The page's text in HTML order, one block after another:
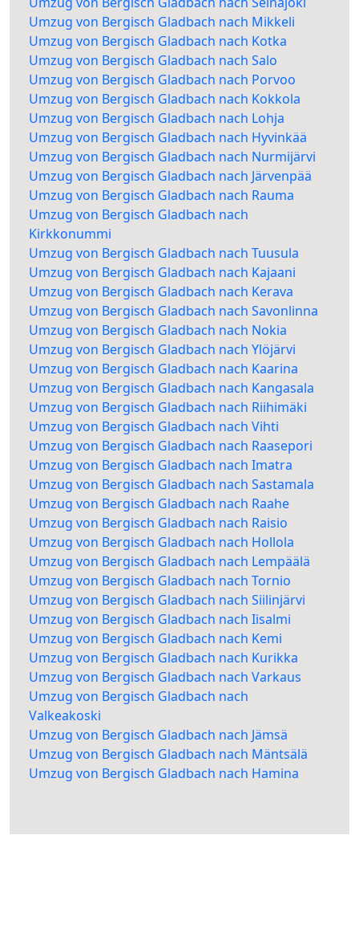
Umzug von Bergisch Gladbach nach Mikkeli
Umzug von Bergisch Gladbach nach Kotka
Umzug von Bergisch Gladbach nach Salo
Umzug von Bergisch Gladbach nach Porvoo
Umzug von Bergisch Gladbach nach Kokkola
Umzug von Bergisch Gladbach nach Lohja
Umzug von Bergisch Gladbach nach Hyvinkää
Umzug von Bergisch Gladbach nach Nurmijärvi
Umzug von Bergisch Gladbach nach Järvenpää
Umzug von Bergisch Gladbach nach Rauma
Umzug von Bergisch Gladbach nach
Kirkkonummi
Umzug von Bergisch Gladbach nach Tuusula
Umzug von Bergisch Gladbach nach Kajaani
Umzug von Bergisch Gladbach nach Kerava
Umzug von Bergisch Gladbach nach Savonlinna
Umzug von Bergisch Gladbach nach Nokia
Umzug von Bergisch Gladbach nach Ylöjärvi
Umzug von Bergisch Gladbach nach Kaarina
Umzug von Bergisch Gladbach nach Kangasala
Umzug von Bergisch Gladbach nach Riihimäki
Umzug von Bergisch Gladbach nach Vihti
Umzug von Bergisch Gladbach nach Raasepori
Umzug von Bergisch Gladbach nach Imatra
Umzug von Bergisch Gladbach nach Sastamala
Umzug von Bergisch Gladbach nach Raahe
Umzug von Bergisch Gladbach nach Raisio
Umzug von Bergisch Gladbach nach Hollola
Umzug von Bergisch Gladbach nach Lempäälä
Umzug von Bergisch Gladbach nach Tornio
Umzug von Bergisch Gladbach nach Siilinjärvi
Umzug von Bergisch Gladbach nach Iisalmi
Umzug von Bergisch Gladbach nach Kemi
Umzug von Bergisch Gladbach nach Kurikka
Umzug von Bergisch Gladbach nach Varkaus
Umzug von Bergisch Gladbach nach
Valkeakoski
Umzug von Bergisch Gladbach nach Jämsä
Umzug von Bergisch Gladbach nach Mäntsälä
Umzug von Bergisch Gladbach nach Hamina